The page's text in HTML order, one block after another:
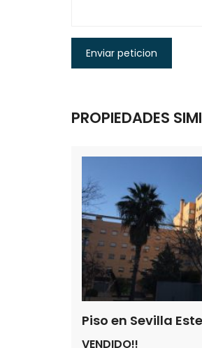
Enviar peticion
PROPIEDADES
Piso en Sevilla
VENDIDO!!